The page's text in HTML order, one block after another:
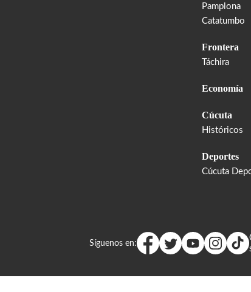
Pamplona
Catatumbo
Frontera
Táchira
Economía
Cúcuta
Históricos
Deportes
Cúcuta
Síguenos en: